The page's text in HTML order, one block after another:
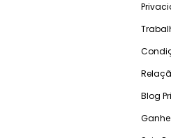
Blog